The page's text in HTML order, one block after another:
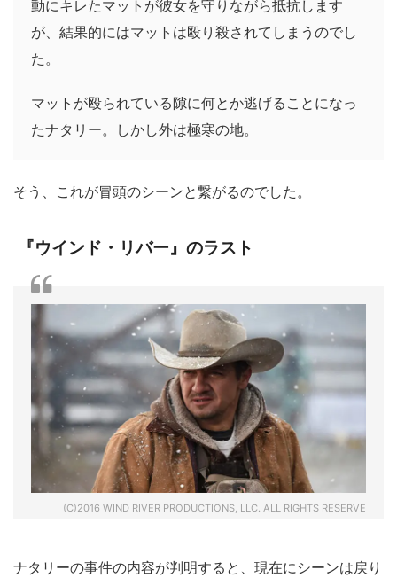
動にキレたマットが彼女を守りながら抵抗します
が、結果的にはマットは殴り殺されてしまうのでし
た。
マットが殴られている隙に何とか逃げることになっ
たナタリー。しかし外は極寒の地。
そう、これが冒頭のシーンと繋がるのでした。
『ウインド・リバー』のラスト
(C)2016 WIND RIVER PRODUCTIONS, LLC. ALL RIGHTS RESERVE
ナタリーの事件の内容が判明すると、現在にシーンは戻り